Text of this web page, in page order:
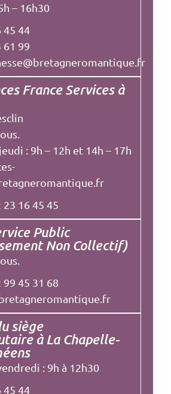
– 16h30
45 44
61 99
France Services à
: 9h – 12h et 14h – 17h
23 16 45 45
Public
Non Collectif)
99 45 31 68
siège
à La Chapelle-
: 9h à 12h30
45 44